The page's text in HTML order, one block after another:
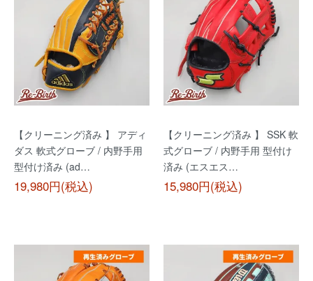
【クリーニング済み 】 アディ
ダス 軟式グローブ / 内野手用
型付け済み (ad…
19,980円(税込)
【クリーニング済み 】 SSK 軟
式グローブ / 内野手用 型付け
済み (エスエス…
15,980円(税込)